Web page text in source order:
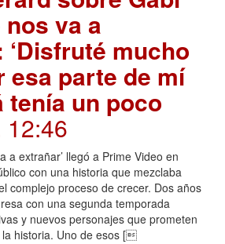
nos va a
‘Disfruté mucho
esa parte de mí
tenía un poco
12:46
a extrañar’ llegó a Prime Video en
con una historia que mezclaba
complejo proceso de crecer. Dos años
con una segunda temporada
y nuevos personajes que prometen
historia. Uno de esos [